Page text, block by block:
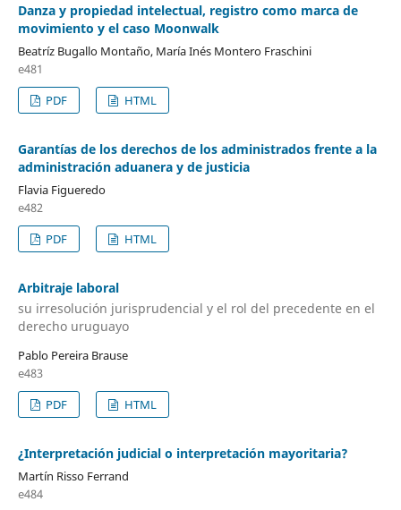
Danza y propiedad intelectual, registro como marca de
movimiento y el caso Moonwalk
Beatríz Bugallo Montaño, María Inés Montero Fraschini
e481
PDF
HTML
Garantías de los derechos de los administrados frente a la
administración aduanera y de justicia
Flavia Figueredo
e482
PDF
HTML
Arbitraje laboral
su irresolución jurisprudencial y el rol del precedente en el
derecho uruguayo
Pablo Pereira Brause
e483
PDF
HTML
¿Interpretación judicial o interpretación mayoritaria?
Martín Risso Ferrand
e484